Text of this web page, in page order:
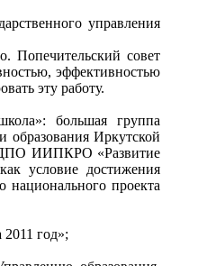
управления
Попечительский совет
эффективностью
эту работу.
большая группа
образования Иркутской
ДПО ИИПКРО «Развитие
условие достижения
национального проекта
год»;